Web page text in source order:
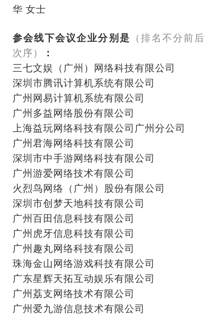
华 女士
参会线下会议企业分别是 （排名不分前后
次序）
：
三七文娱（广州）网络科技有限公司
深圳市腾讯计算机系统有限公司
广州网易计算机系统有限公司
广州多益网络股份有限公司
上海益玩网络科技有限公司广州分公司
广州君海网络科技有限公司
深圳市中手游网络科技有限公司
广州游爱网络技术有限公司
火烈鸟网络（广州）股份有限公司
深圳市创梦天地科技有限公司
广州百田信息科技有限公司
广州虎牙信息科技有限公司
广州趣丸网络科技有限公司
珠海金山网络游戏科技有限公司
广东星辉天拓互动娱乐有限公司
广州荔支网络技术有限公司
广州爱九游信息技术有限公司